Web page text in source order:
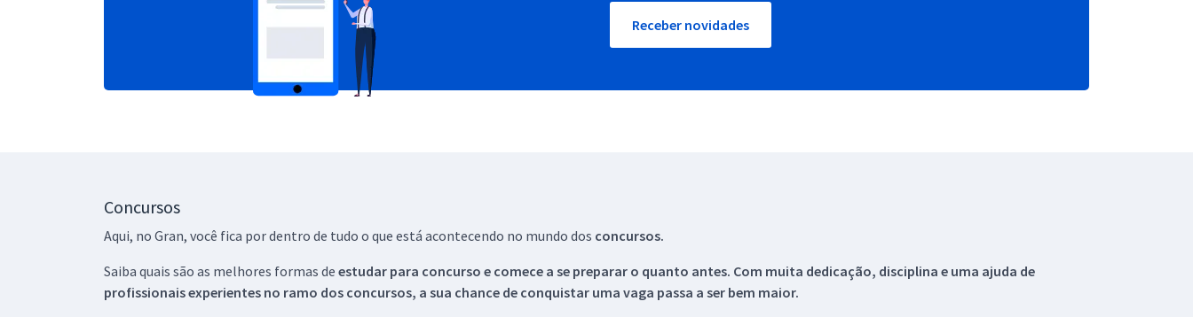
Receber novidades
Concursos
Aqui, no Gran, você fica por dentro de tudo o que está acontecendo no mundo dos concursos.
Saiba quais são as melhores formas de estudar para concurso e comece a se preparar o quanto antes. Com muita dedicação, disciplina e uma ajuda de
profissionais experientes no ramo dos concursos, a sua chance de conquistar uma vaga passa a ser bem maior.